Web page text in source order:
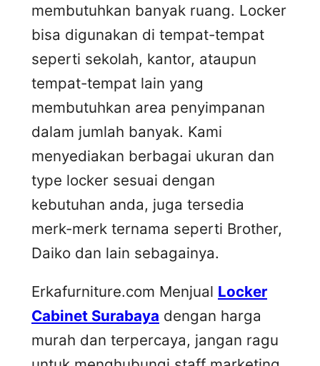
membutuhkan banyak ruang. Locker
bisa digunakan di tempat-tempat
seperti sekolah, kantor, ataupun
tempat-tempat lain yang
membutuhkan area penyimpanan
dalam jumlah banyak. Kami
menyediakan berbagai ukuran dan
type locker sesuai dengan
kebutuhan anda, juga tersedia
merk-merk ternama seperti Brother,
Daiko dan lain sebagainya.
Erkafurniture.com Menjual Locker
Cabinet Surabaya dengan harga
murah dan terpercaya, jangan ragu